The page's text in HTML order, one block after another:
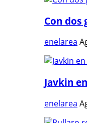
Con dos
enelarea
Javkin
enelarea